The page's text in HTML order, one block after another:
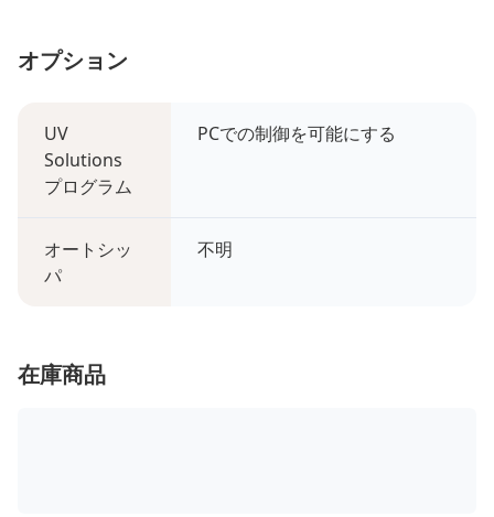
オプション
UV
Solutions
プログラム
PCでの制御を可能にする
オートシッ
パ
不明
在庫商品